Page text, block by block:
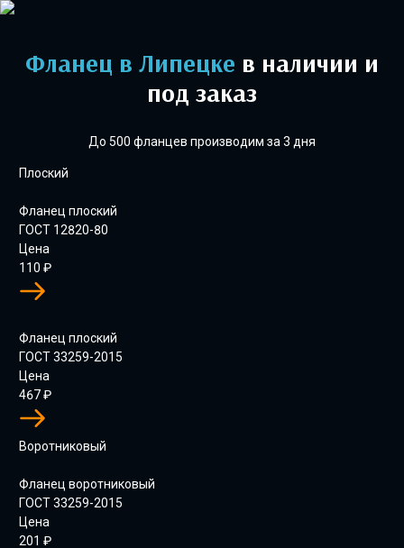
Фланец в Липецке в наличии и
под заказ
До 500 фланцев производим за 3 дня
Плоский
Фланец плоский
ГОСТ 12820-80
Цена
110 ₽
Фланец плоский
ГОСТ 33259-2015
Цена
467₽
Воротниковый
Фланец воротниковый
ГОСТ 33259-2015
Цена
201 ₽